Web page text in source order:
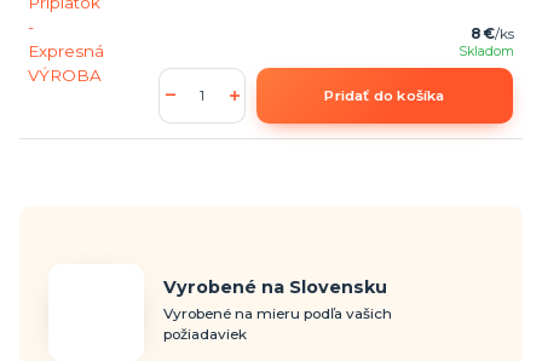
8 €/ks
Skladom
Pridať do košíka
Vyrobené na Slovensku
Vyrobené na mieru podľa vašich
požiadaviek